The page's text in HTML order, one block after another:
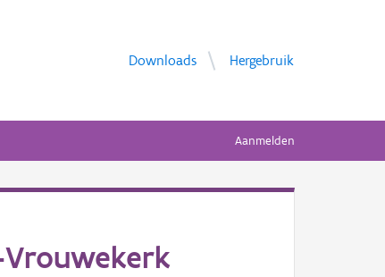
Downloads Hergebruik
Aanmelden